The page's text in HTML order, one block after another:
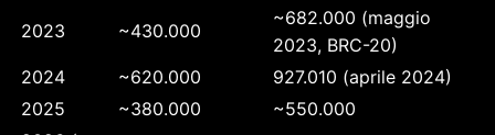
2023 ~430.000
~682.000 (maggio
2023, BRC-20)
2024
~620.000
927.010 (aprile 2024)
2025
~380.000
~550.000